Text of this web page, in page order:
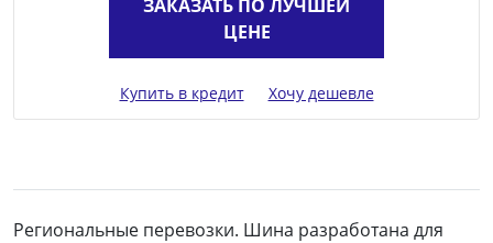
ЗАКАЗАТЬ ПО ЛУЧШЕЙ
ЦЕНЕ
Купить в кредит Хочу дешевле
Региональные перевозки. Шина разработана для